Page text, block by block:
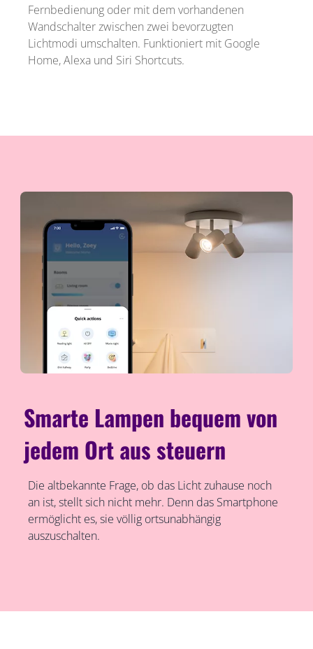
Fernbedienung oder mit dem vorhandenen
Wandschalter zwischen zwei bevorzugten
Lichtmodi umschalten. Funktioniert mit Google
Home, Alexa und Siri Shortcuts.
Smarte Lampen bequem von
jedem Ort aus steuern
Die altbekannte Frage, ob das Licht zuhause noch
an ist, stellt sich nicht mehr. Denn das Smartphone
ermöglicht es, sie völlig ortsunabhängig
auszuschalten.